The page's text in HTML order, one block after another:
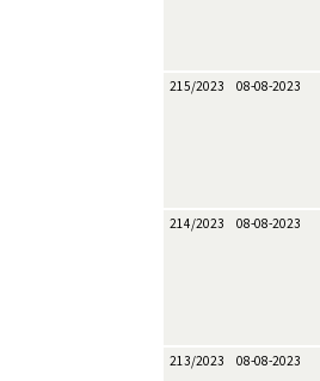
215/2023 08-08-2023
214/2023 08-08-2023
213/2023 08-08-2023